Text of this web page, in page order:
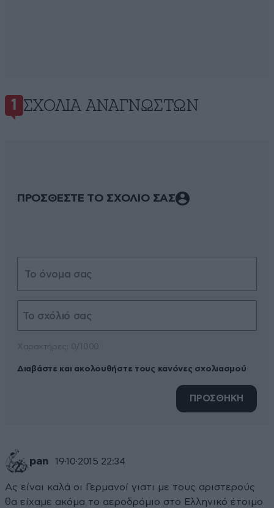
1 ΣΧΌΛΙΑ ΑΝΑΓΝΩΣΤΏΝ
ΠΡΟΣΘΕΣΤΕ ΤΟ ΣΧΟΛΙΟ ΣΑΣ
Διαβάστε και ακολουθήστε τους κανόνες σχολιασμού
ΠΡΟΣΘΗΚΗ
pan 19·10·2015 22:34
Ας είναι καλά οι Γερμανοί γιατι με τους αριστερούς
θα είχαμε ακόμα το αεροδρόμιο στο Ελληνικό έτοιμο